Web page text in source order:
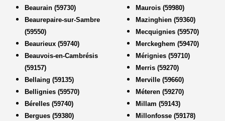
Beaurain (59730)
Beaurepaire-sur-Sambre
(59550)
Beaurieux (59740)
Beauvois-en-Cambrésis
(59157)
Bellaing (59135)
Bellignies (59570)
Bérelles (59740)
Bergues (59380)
Maurois (59980)
Mazinghien (59360)
Mecquignies (59570)
Merckeghem (59470)
Mérignies (59710)
Merris (59270)
Merville (59660)
Méteren (59270)
Millam (59143)
Millonfosse (59178)